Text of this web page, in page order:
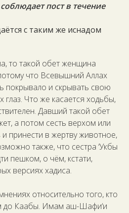
пост в течение
с таким же иснадом
то такой обет женщина
что Всевышний Аллах
покрывало и скрывать свою
глаз. Что же касается ходьбы,
Давший такой обет
а потом сесть верхом или
принести в жертву животное,
также, что сестра ‘Укбы
пешком, о чём, кстати,
версиях хадиса.
относительно того, кто
до Каабы. Имам аш-Шафи‘и